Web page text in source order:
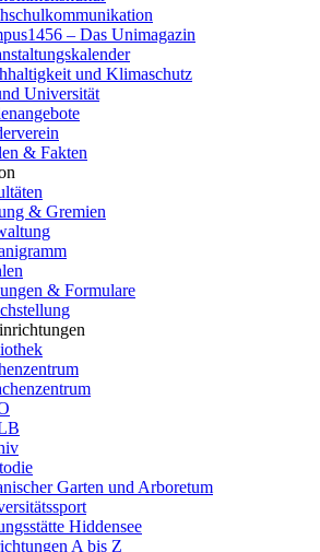
– Das Unimagazin
und Klimaschutz
Universität
& Fakten
& Gremien
& Formulare
Garten und Arboretum
Hiddensee
A bis Z